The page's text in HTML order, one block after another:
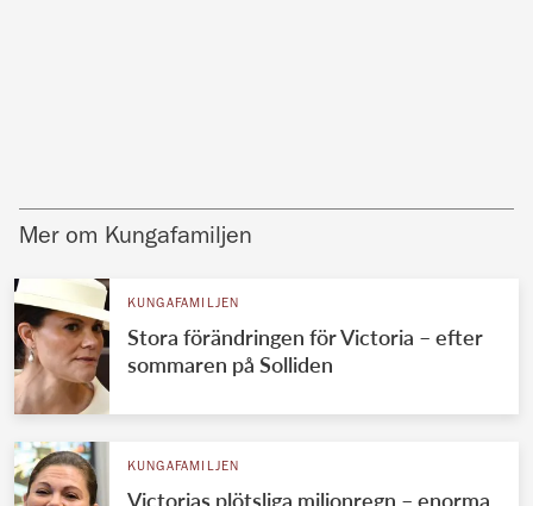
Mer om Kungafamiljen
KUNGAFAMILJEN
Stora förändringen för Victoria – efter
sommaren på Solliden
KUNGAFAMILJEN
Victorias plötsliga miljonregn – enorma